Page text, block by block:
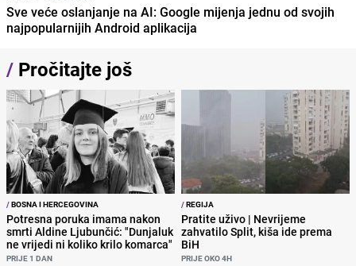
Sve veće oslanjanje na AI: Google mijenja jednu od svojih
najpopularnijih Android aplikacija
/ Pročitajte još
/BOSNA I HERCEGOVINA
Potresna poruka imama nakon
smrti Aldine Ljubunčić: "Dunjaluk
ne vrijedi ni koliko krilo komarca"
PRIJE 1 DAN
/REGIJA
Pratite uživo | Nevrijeme
zahvatilo Split, kiša ide prema
BiH
PRIJE OKO 4H